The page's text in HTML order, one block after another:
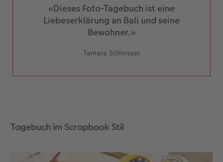
«Dieses Foto-Tagebuch ist eine
Liebeserklärung an Bali und seine
Bewohner.»
Tamara Schlosser
Tagebuch im Scrapbook Stil